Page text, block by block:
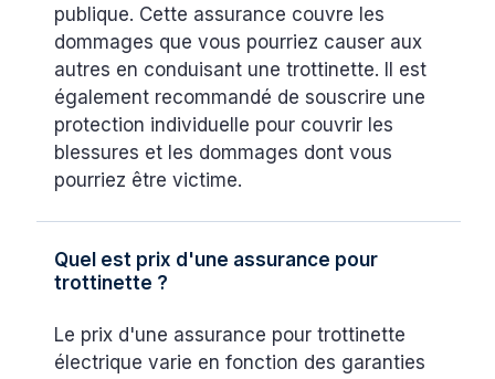
publique. Cette assurance couvre les
dommages que vous pourriez causer aux
autres en conduisant une trottinette. Il est
également recommandé de souscrire une
protection individuelle pour couvrir les
blessures et les dommages dont vous
pourriez être victime.
Quel est prix d'une assurance pour
trottinette ?
Le prix d'une assurance pour trottinette
électrique varie en fonction des garanties